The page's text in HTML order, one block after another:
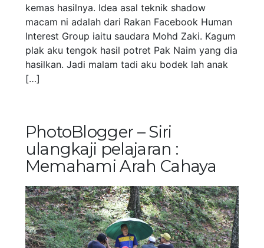
kemas hasilnya. Idea asal teknik shadow
macam ni adalah dari Rakan Facebook Human
Interest Group iaitu saudara Mohd Zaki. Kagum
plak aku tengok hasil potret Pak Naim yang dia
hasilkan. Jadi malam tadi aku bodek lah anak
[…]
PhotoBlogger – Siri
ulangkaji pelajaran :
Memahami Arah Cahaya